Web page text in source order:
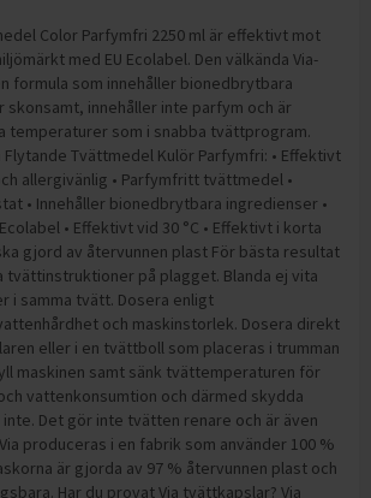
Color Parfymfri 2250 ml är effektivt mot
med EU Ecolabel. Den välkända Via-
formula som innehåller bionedbrytbara
skonsamt, innehåller inte parfym och är
temperaturer som i snabba tvättprogram.
Flytande Tvättmedel Kulör Parfymfri: • Effektivt
allergivänlig • Parfymfritt tvättmedel •
• Innehåller bionedbrytbara ingredienser •
• Effektivt vid 30 °C • Effektivt i korta
gjord av återvunnen plast För bästa resultat
tvättinstruktioner på plagget. Blanda ej vita
i samma tvätt. Dosera enligt
och maskinstorlek. Dosera direkt
eller i en tvättboll som placeras i trumman
maskinen samt sänk tvättemperaturen för
vattenkonsumtion och därmed skydda
Det gör inte tvätten renare och är även
produceras i en fabrik som använder 100 %
är gjorda av 97 % återvunnen plast och
Har du provat Via tvättkapslar? Via